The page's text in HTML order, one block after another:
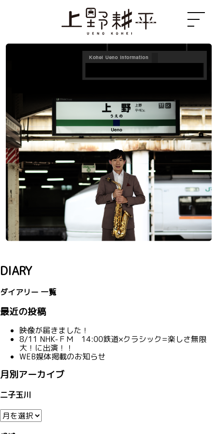
DIARY
ダイアリー 一覧
最近の投稿
映像が届きました！
8/11 NHK-ＦＭ 14:00鉄道×クラシック=楽しさ無限
大！に出演！！
WEB媒体掲載のお知らせ
月別アーカイブ
二子玉川